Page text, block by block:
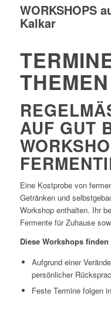
WORKSHOPS
Kalkar
THEMEN
UF GUT
Eine Kostprobe von
Getränken und
Workshop enthalten. Ihr
Fermente für Zuhause
Diese Workshops
Aufgrund einer
persönlicher
Feste Termine folgen